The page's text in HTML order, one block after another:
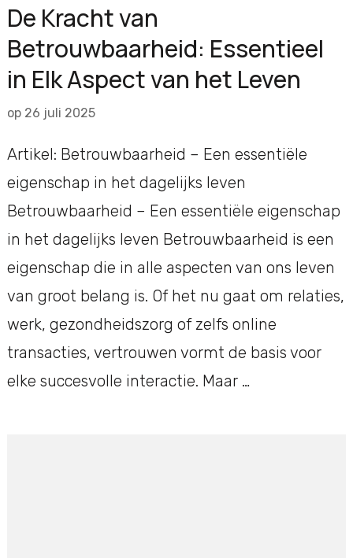
De Kracht van
Betrouwbaarheid: Essentieel
in Elk Aspect van het Leven
op 26 juli 2025
Artikel: Betrouwbaarheid – Een essentiële
eigenschap in het dagelijks leven
Betrouwbaarheid – Een essentiële eigenschap
in het dagelijks leven Betrouwbaarheid is een
eigenschap die in alle aspecten van ons leven
van groot belang is. Of het nu gaat om relaties,
werk, gezondheidszorg of zelfs online
transacties, vertrouwen vormt de basis voor
elke succesvolle interactie. Maar …